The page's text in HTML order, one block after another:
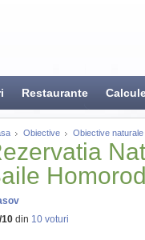
Restaurante
Obiective Obiective
Homorod
10din 10voturi